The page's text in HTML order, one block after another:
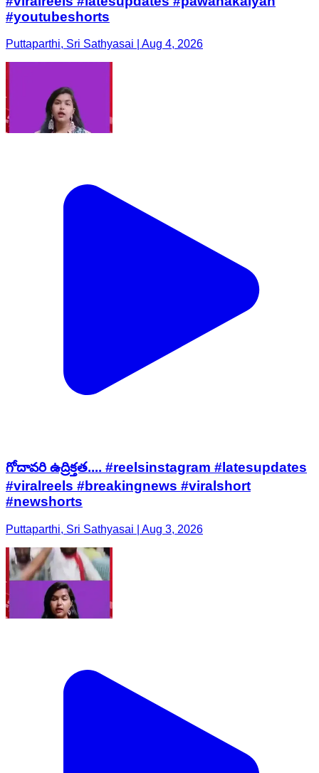
#youtubeshorts
Puttaparthi, Sri Sathyasai | Aug 4, 2026
గోదావరి ఉద్రిక్తత.... #reelsinstagram #latesupdates
#viralreels #breakingnews #viralshort
#newshorts
Puttaparthi, Sri Sathyasai | Aug 3, 2026